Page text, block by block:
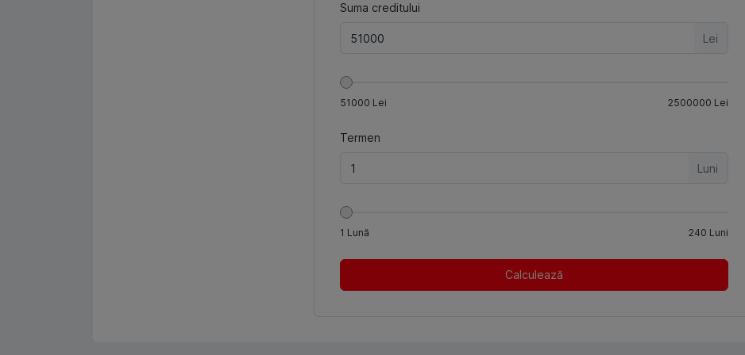
Suma creditului
Lei
51000 Lei 2500000 Lei
Termen
Luni
1 Lună 240 Luni
Calculează